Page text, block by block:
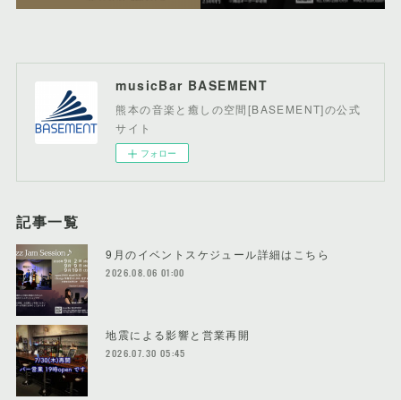
musicBar BASEMENT
熊本の音楽と癒しの空間[BASEMENT]の公式
サイト
フォロー
記事一覧
9月のイベントスケジュール詳細はこちら
2026.08.06 01:00
地震による影響と営業再開
2026.07.30 05:45